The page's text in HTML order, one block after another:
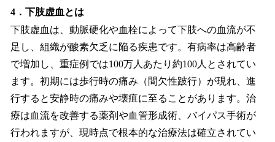
4．下肢虚血とは
下肢虚血は、動脈硬化や血栓によって下肢への血流が不
足し、組織が酸素欠乏に陥る疾患です。有病率は高齢者
で増加し、重症例では100万人あたり約100人とされてい
ます。初期には歩行時の痛み（間欠性跛行）が現れ、進
行すると安静時の痛みや壊疽に至ることがあります。治
療は血流を改善する薬剤や血管形成術、バイパス手術が
行われますが、現時点で根本的な治療法は確立されてい